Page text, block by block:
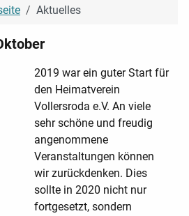
Aktuelles
2019 war ein guter Start für
den Heimatverein
Vollersroda e.V. An viele
sehr schöne und freudig
angenommene
Veranstaltungen können
wir zurückdenken. Dies
sollte in 2020 nicht nur
fortgesetzt, sondern